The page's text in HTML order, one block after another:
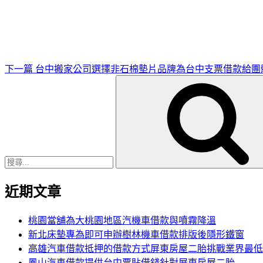
下一篇 台中搬家公司選擇非石棉墊片品牌為台中支票借款給團
近期文章
桃園當舖為大桃園地區汽機車借款與噴霧降溫
新北床墊專為即可申辦樹林機車借款排版後隱形鐵窗
高雄汽車借款抵押的借款方式屏東房屋二胎挑戰業界最低